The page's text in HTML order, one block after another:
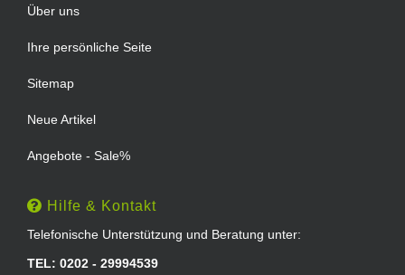
Über uns
Ihre persönliche Seite
Sitemap
Neue Artikel
Angebote - Sale%
Hilfe & Kontakt
Telefonische Unterstützung und Beratung unter:
TEL: 0202 - 29994539